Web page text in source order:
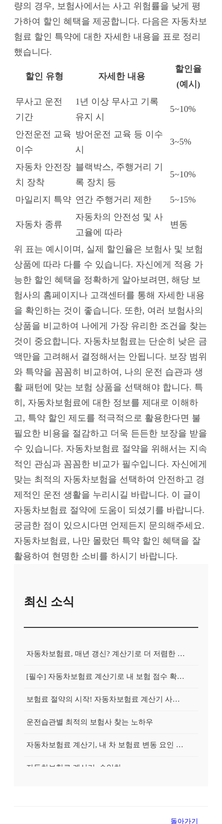
량의 경우, 보험사에서는 사고 위험률을 낮게 평
가하여 할인 혜택을 제공합니다. 다음은 자동차보
험료 할인 특약에 대한 자세한 내용을 표로 정리
했습니다.
할인 유형 자세한 내용
할인율
(예시)
무사고 운전
기간
1년 이상 무사고 기록
유지 시
5~10%
안전운전 교육
이수
방어운전 교육 등 이수
시
3~5%
자동차 안전장
치 장착
블랙박스, 주행거리 기
록 장치 등
5~10%
마일리지 특약 연간 주행거리 제한 5~15%
자동차 종류
자동차의 안전성 및 사
고율에 따라
변동
위 표는 예시이며, 실제 할인율은 보험사 및 보험
상품에 따라 다를 수 있습니다. 자신에게 적용 가
능한 할인 혜택을 정확하게 알아보려면, 해당 보
험사의 홈페이지나 고객센터를 통해 자세한 내용
을 확인하는 것이 좋습니다. 또한, 여러 보험사의
상품을 비교하여 나에게 가장 유리한 조건을 찾는
것이 중요합니다. 자동차보험료는 단순히 낮은 금
액만을 고려해서 결정해서는 안됩니다. 보장 범위
와 특약을 꼼꼼히 비교하여, 나의 운전 습관과 생
활 패턴에 맞는 보험 상품을 선택해야 합니다. 특
히, 자동차보험료에 대한 정보를 제대로 이해하
고, 특약 할인 제도를 적극적으로 활용한다면 불
필요한 비용을 절감하고 더욱 든든한 보장을 받을
수 있습니다. 자동차보험료 절약을 위해서는 지속
적인 관심과 꼼꼼한 비교가 필수입니다. 자신에게
맞는 최적의 자동차보험을 선택하여 안전하고 경
제적인 운전 생활을 누리시길 바랍니다. 이 글이
자동차보험료 절약에 도움이 되셨기를 바랍니다.
궁금한 점이 있으시다면 언제든지 문의해주세요.
자동차보험료, 나만 몰랐던 특약 할인 혜택을 잘
활용하여 현명한 소비를 하시기 바랍니다.
최신 소식
자동차보험료, 매년 갱신? 계산기로 더 저렴한 보험 찾아 갈아타는 방법
[필수] 자동차보험료 계산기로 내 보험 점수 확인하고, 불필요한 지출 줄이기
보험료 절약의 시작! 자동차보험료 계산기 사용 전 반드시 알아야 할 5가지
운전습관별 최적의 보험사 찾는 노하우
자동차보험료 계산기, 내 차 보험료 변동 요인 완벽 분석 & 절약 전략
자동차보험료 계산기, 수입차
돌아가기